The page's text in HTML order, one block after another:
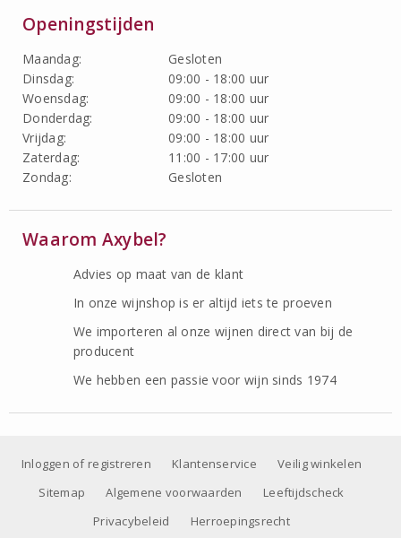
Openingstijden
Maandag:
Gesloten
Dinsdag:
09:00 - 18:00 uur
Woensdag:
09:00 - 18:00 uur
Donderdag:
09:00 - 18:00 uur
Vrijdag:
09:00 - 18:00 uur
Zaterdag:
11:00 - 17:00 uur
Zondag:
Gesloten
Waarom Axybel?
Advies op maat van de klant
In onze wijnshop is er altijd iets te proeven
We importeren al onze wijnen direct van bij de
producent
We hebben een passie voor wijn sinds 1974
Inloggen of registreren Klantenservice
Veilig winkelen
Sitemap
Algemene voorwaarden
Leeftijdscheck
Privacybeleid
Herroepingsrecht